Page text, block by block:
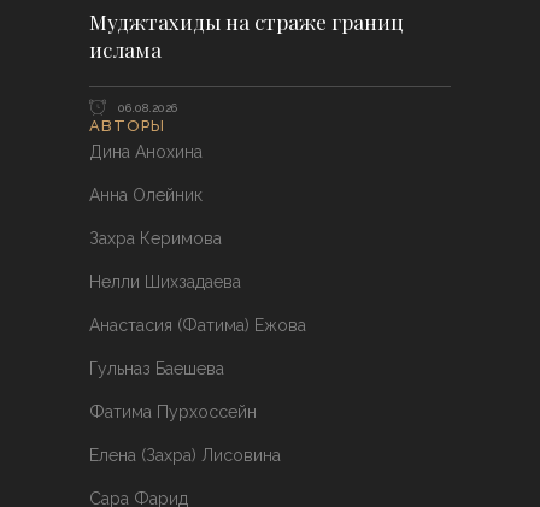
Муджтахиды на страже границ
ислама
06.08.2026
АВТОРЫ
Дина Анохина
Анна Олейник
Захра Керимова
Нелли Шихзадаева
Анастасия (Фатима) Ежова
Гульназ Баешева
Фатима Пурхоссейн
Елена (Захра) Лисовина
Сара Фарид